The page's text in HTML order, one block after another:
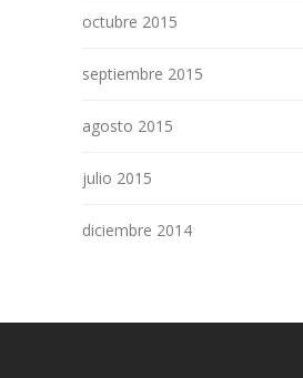
octubre 2015
septiembre 2015
agosto 2015
julio 2015
diciembre 2014